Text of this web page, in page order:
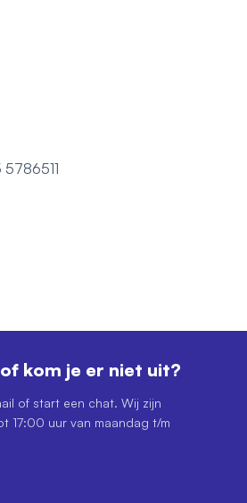
kom je er niet uit?
of start een chat. Wij zijn
17:00 uur van maandag t/m